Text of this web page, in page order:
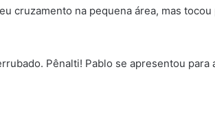
cruzamento na pequena área, mas
Pênalti! Pablo se apresentou